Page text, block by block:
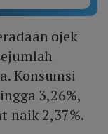
ojek
Konsumsi
3,26%,
naik 2,37%.